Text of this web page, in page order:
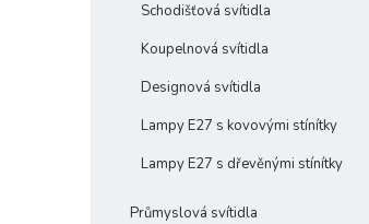
Schodišťová svítidla
Koupelnová svítidla
Designová svítidla
Lampy E27 s kovovými stínítky
Lampy E27 s dřevěnými stínítky
Průmyslová svítidla